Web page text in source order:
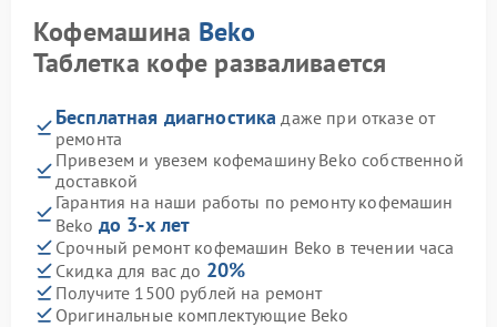
Кофемашина Beko
Таблетка кофе разваливается
Бесплатная диагностика даже при отказе от
ремонта
Привезем и увезем кофемашину Beko собственной
доставкой
Гарантия на наши работы по ремонту кофемашин
Beko до 3-х лет
Срочный ремонт кофемашин Beko в течении часа
Скидка для вас до 20%
Получите 1500 рублей на ремонт
Оригинальные комплектующие Beko